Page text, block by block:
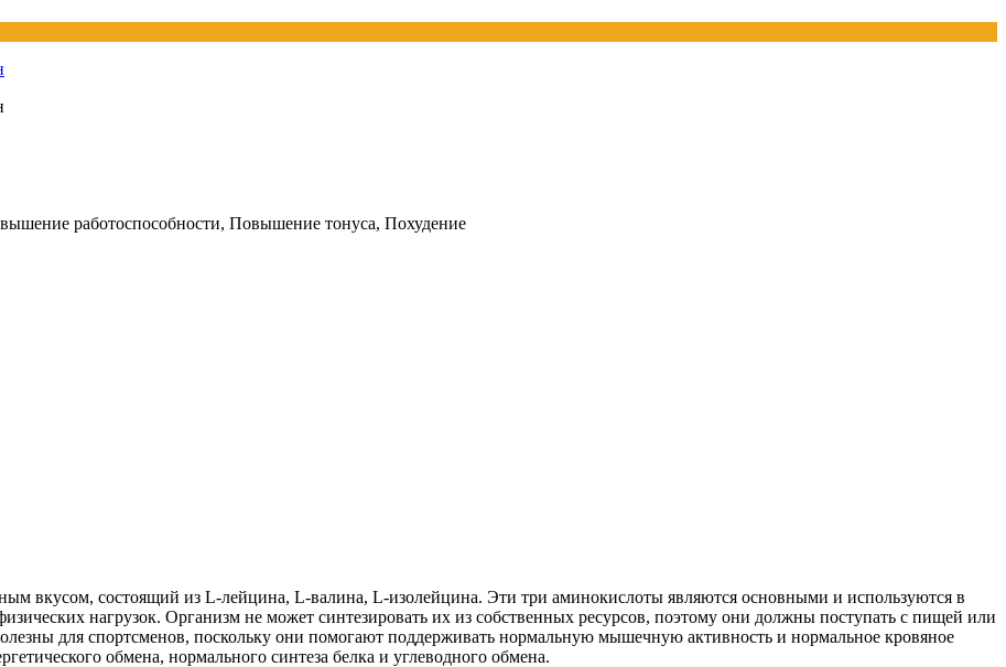
работоспособности, Повышение тонуса, Похудение
вкусом, состоящий из L-лейцина, L-валина, L-изолейцина. Эти три аминокислоты являются основными и используются в
нагрузок. Организм не может синтезировать их из собственных ресурсов, поэтому они должны поступать с пищей или
для спортсменов, поскольку они помогают поддерживать нормальную мышечную активность и нормальное кровяное
обмена, нормального синтеза белка и углеводного обмена.